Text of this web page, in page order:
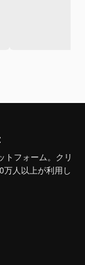
トフォーム。クリ
人以上が利用し